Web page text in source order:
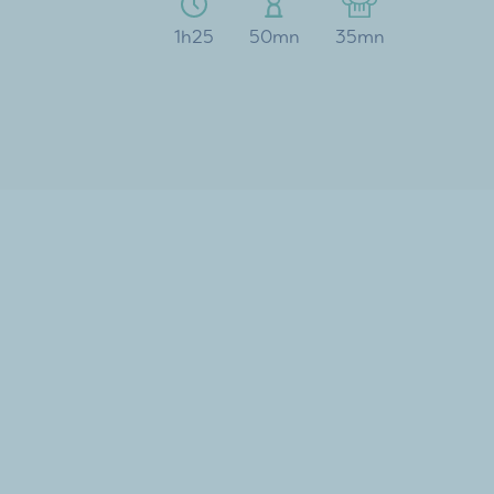
1h25 50mn 35mn